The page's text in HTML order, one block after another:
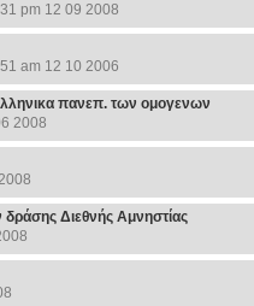
pm 12 09 2008
am 12 10 2006
πανεπ. των ομογενων
2008
Διεθνής Αμνηστίας